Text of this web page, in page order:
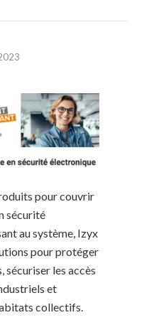
pour couvrir
sécurité
au système, Izyx
pour protéger
sécuriser les accès
et
collectifs.